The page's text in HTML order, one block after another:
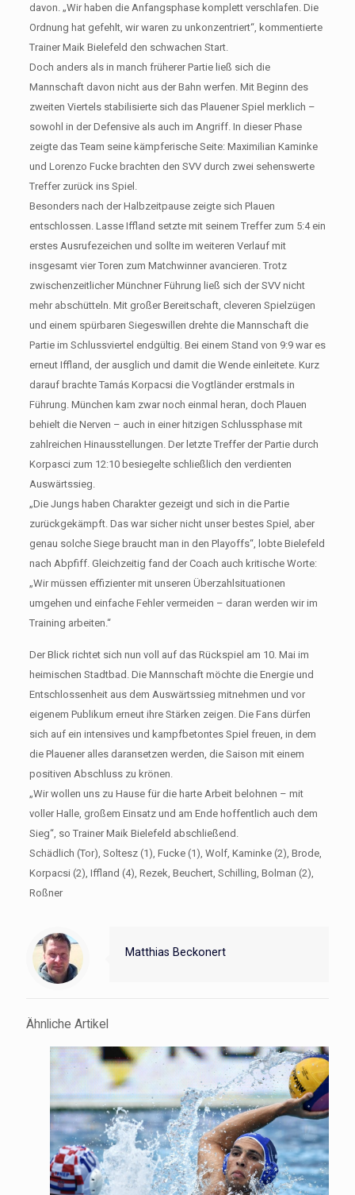
davon. „Wir haben die Anfangsphase komplett verschlafen. Die
Ordnung hat gefehlt, wir waren zu unkonzentriert“, kommentierte
Trainer Maik Bielefeld den schwachen Start.
Doch anders als in manch früherer Partie ließ sich die
Mannschaft davon nicht aus der Bahn werfen. Mit Beginn des
zweiten Viertels stabilisierte sich das Plauener Spiel merklich –
sowohl in der Defensive als auch im Angriff. In dieser Phase
zeigte das Team seine kämpferische Seite: Maximilian Kaminke
und Lorenzo Fucke brachten den SVV durch zwei sehenswerte
Treffer zurück ins Spiel.
Besonders nach der Halbzeitpause zeigte sich Plauen
entschlossen. Lasse Iffland setzte mit seinem Treffer zum 5:4 ein
erstes Ausrufezeichen und sollte im weiteren Verlauf mit
insgesamt vier Toren zum Matchwinner avancieren. Trotz
zwischenzeitlicher Münchner Führung ließ sich der SVV nicht
mehr abschütteln. Mit großer Bereitschaft, cleveren Spielzügen
und einem spürbaren Siegeswillen drehte die Mannschaft die
Partie im Schlussviertel endgültig. Bei einem Stand von 9:9 war es
erneut Iffland, der ausglich und damit die Wende einleitete. Kurz
darauf brachte Tamás Korpacsi die Vogtländer erstmals in
Führung. München kam zwar noch einmal heran, doch Plauen
behielt die Nerven – auch in einer hitzigen Schlussphase mit
zahlreichen Hinausstellungen. Der letzte Treffer der Partie durch
Korpasci zum 12:10 besiegelte schließlich den verdienten
Auswärtssieg.
„Die Jungs haben Charakter gezeigt und sich in die Partie
zurückgekämpft. Das war sicher nicht unser bestes Spiel, aber
genau solche Siege braucht man in den Playoffs“, lobte Bielefeld
nach Abpfiff. Gleichzeitig fand der Coach auch kritische Worte:
„Wir müssen effizienter mit unseren Überzahlsituationen
umgehen und einfache Fehler vermeiden – daran werden wir im
Training arbeiten.“
Der Blick richtet sich nun voll auf das Rückspiel am 10. Mai im
heimischen Stadtbad. Die Mannschaft möchte die Energie und
Entschlossenheit aus dem Auswärtssieg mitnehmen und vor
eigenem Publikum erneut ihre Stärken zeigen. Die Fans dürfen
sich auf ein intensives und kampfbetontes Spiel freuen, in dem
die Plauener alles daransetzen werden, die Saison mit einem
positiven Abschluss zu krönen.
„Wir wollen uns zu Hause für die harte Arbeit belohnen – mit
voller Halle, großem Einsatz und am Ende hoffentlich auch dem
Sieg“, so Trainer Maik Bielefeld abschließend.
Schädlich (Tor), Soltesz (1), Fucke (1), Wolf, Kaminke (2), Brode,
Korpacsi (2), Iffland (4), Rezek, Beuchert, Schilling, Bolman (2),
Roßner
Matthias Beckonert
Ähnliche Artikel